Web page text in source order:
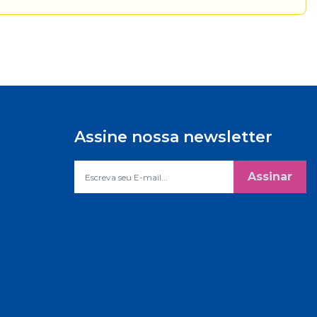
Assine nossa newsletter
Assinar